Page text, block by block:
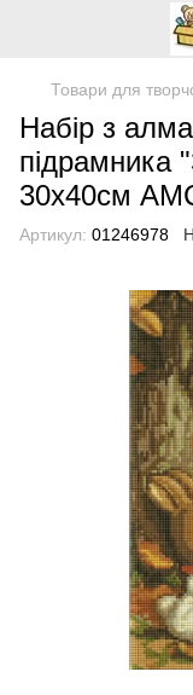
Товари для
Набір з
підрамника
30х40см
Артикул: 01246978